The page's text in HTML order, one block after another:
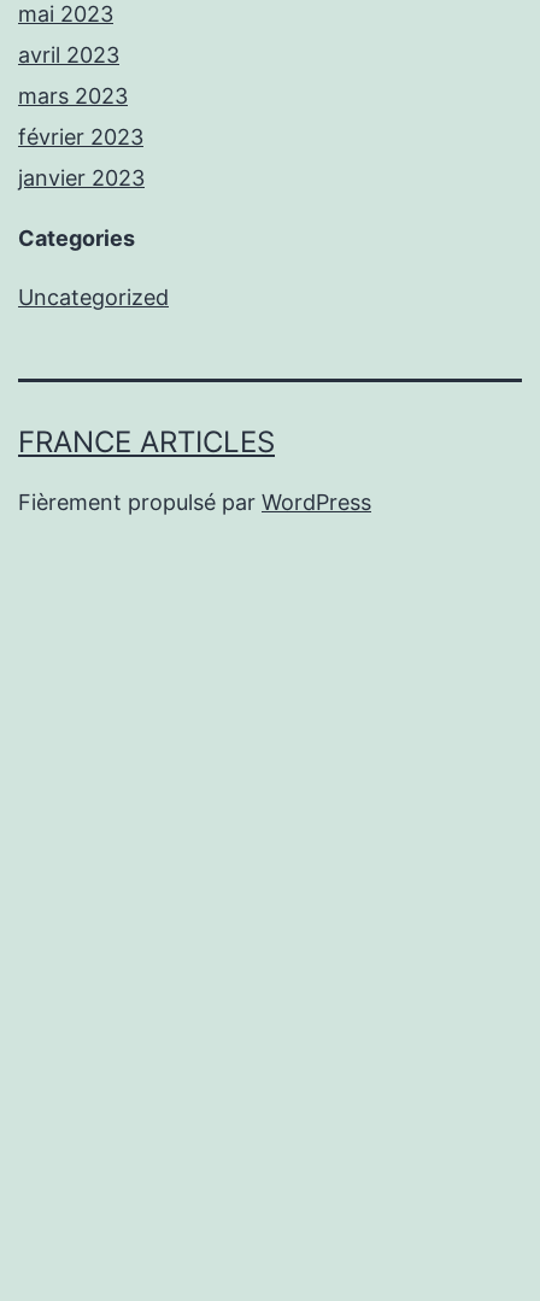
mai 2023
avril 2023
mars 2023
février 2023
janvier 2023
Categories
Uncategorized
FRANCE ARTICLES
Fièrement propulsé par WordPress